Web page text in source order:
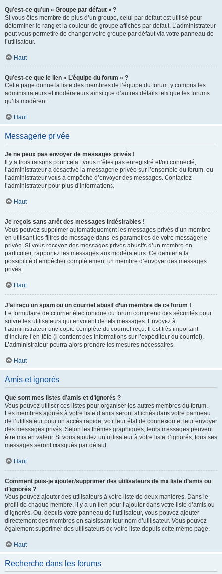
Qu’est-ce qu’un « Groupe par défaut » ?
Si vous êtes membre de plus d’un groupe, celui par défaut est utilisé pour
déterminer le rang et la couleur de groupe affichés par défaut. L’administrateur
peut vous permettre de changer votre groupe par défaut via votre panneau de
l’utilisateur.
Haut
Qu’est-ce que le lien « L’équipe du forum » ?
Cette page donne la liste des membres de l’équipe du forum, y compris les
administrateurs et modérateurs ainsi que d’autres détails tels que les forums
qu’ils modèrent.
Haut
Messagerie privée
Je ne peux pas envoyer de messages privés !
Il y a trois raisons pour cela : vous n’êtes pas enregistré et/ou connecté,
l’administrateur a désactivé la messagerie privée sur l’ensemble du forum, ou
l’administrateur vous a empêché d’envoyer des messages. Contactez
l’administrateur pour plus d’informations.
Haut
Je reçois sans arrêt des messages indésirables !
Vous pouvez supprimer automatiquement les messages privés d’un membre
en utilisant les filtres de message dans les paramètres de votre messagerie
privée. Si vous recevez des messages privés abusifs d’un membre en
particulier, rapportez les messages aux modérateurs. Ce dernier a la
possibilité d’empêcher complètement un membre d’envoyer des messages
privés.
Haut
J’ai reçu un spam ou un courriel abusif d’un membre de ce forum !
Le formulaire de courrier électronique du forum comprend des sécurités pour
suivre les utilisateurs qui envoient de tels messages. Envoyez à
l’administrateur une copie complète du courriel reçu. Il est très important
d’inclure l’en-tête (il contient des informations sur l’expéditeur du courriel).
L’administrateur pourra alors prendre les mesures nécessaires.
Haut
Amis et ignorés
Que sont mes listes d’amis et d’ignorés ?
Vous pouvez utiliser ces listes pour organiser les autres membres du forum.
Les membres ajoutés à votre liste d’amis seront affichés dans votre panneau
de l’utilisateur pour un accès rapide, voir leur état de connexion et leur envoyer
des messages privés. Selon les thèmes graphiques, leurs messages peuvent
être mis en valeur. Si vous ajoutez un utilisateur à votre liste d’ignorés, tous ses
messages seront masqués par défaut.
Haut
Comment puis-je ajouter/supprimer des utilisateurs de ma liste d’amis ou
d’ignorés ?
Vous pouvez ajouter des utilisateurs à votre liste de deux manières. Dans le
profil de chaque membre, il y a un lien pour l’ajouter dans votre liste d’amis ou
d’ignorés. Ou, depuis votre panneau de l’utilisateur, vous pouvez ajouter
directement des membres en saisissant leur nom d’utilisateur. Vous pouvez
également supprimer des utilisateurs de votre liste depuis cette même page.
Haut
Recherche dans les forums